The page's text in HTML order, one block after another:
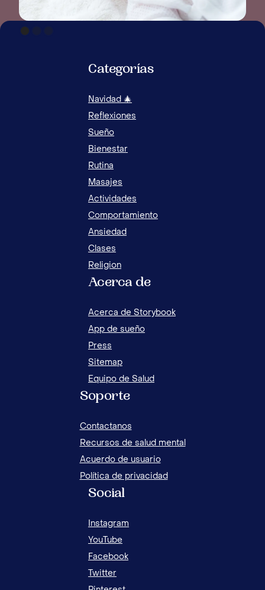
EL SUEÑO DE UN BEBÉ DE 2 MESES:
Categorías
Navidad 🎄
Reflexiones
Sueño
Bienestar
Rutina
Masajes
Actividades
Comportamiento
Ansiedad
Clases
Religion
Acerca de
Acerca de Storybook
App de sueño
Press
Sitemap
Equipo de Salud
Soporte
Contactanos
Recursos de salud mental
Acuerdo de usuario
Política de privacidad
Social
Instagram
YouTube
Facebook
Twitter